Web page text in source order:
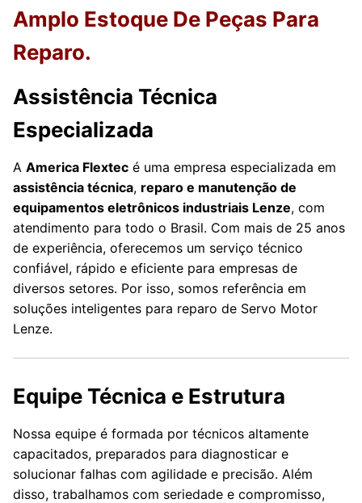
Amplo Estoque De Peças Para
Reparo.
Assistência Técnica
Especializada
A America Flextec é uma empresa especializada em
assistência técnica, reparo e manutenção de
equipamentos eletrônicos industriais Lenze, com
atendimento para todo o Brasil. Com mais de 25 anos
de experiência, oferecemos um serviço técnico
confiável, rápido e eficiente para empresas de
diversos setores. Por isso, somos referência em
soluções inteligentes para reparo de Servo Motor
Lenze.
Equipe Técnica e Estrutura
Nossa equipe é formada por técnicos altamente
capacitados, preparados para diagnosticar e
solucionar falhas com agilidade e precisão. Além
disso, trabalhamos com seriedade e compromisso,